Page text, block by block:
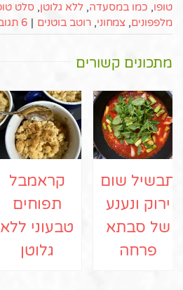
טופו, כמו במסעדה, ללא גלוטן, סלט
מלפפונים, צמחוני, רוטב בוטנים | 6 תגובות
מתכונים קשורים
קראמבל
תפוחים
טבעוני ללא
גלוטן
תבשיל שום
ירוק ונענע
של סבתא
פרחה